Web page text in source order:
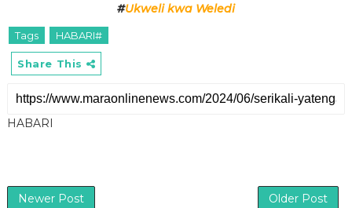
#Ukweli kwa Weledi
Tags HABARI#
Share This
HABARI
Newer Post Older Post